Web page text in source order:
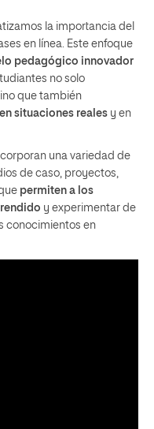
la importancia del
en línea. Este enfoque
pedagógico innovador
no solo
que también
situaciones reales y en
una variedad de
de caso, proyectos,
permiten a los
y experimentar de
conocimientos en